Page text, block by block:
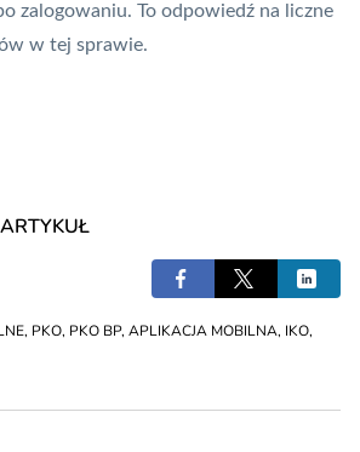
zalogowaniu. To odpowiedź na liczne
w tej sprawie.
, PKO, PKO BP, APLIKACJA MOBILNA, IKO,